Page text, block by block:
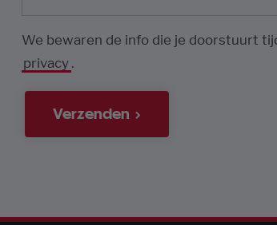
We bewaren de info die je doorstuurt
privacy .
Verzenden